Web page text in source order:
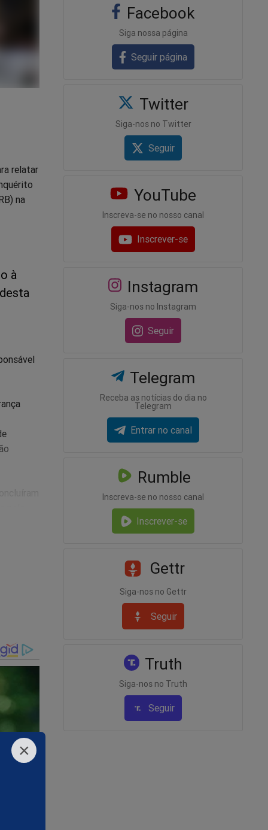
×
relatar
na
à
Facebook
Siga nossa página
Seguir página
Twitter
Siga-nos no Twitter
Seguir
YouTube
Inscreva-se no nosso canal
Inscrever-se
Instagram
Siga-nos no Instagram
Seguir
Telegram
Receba as notícias do dia no
Telegram
Entrar no canal
Rumble
Inscreva-se no nosso canal
Inscrever-se
Gettr
Siga-nos no Gettr
Seguir
Truth
Siga-nos no Truth
Seguir